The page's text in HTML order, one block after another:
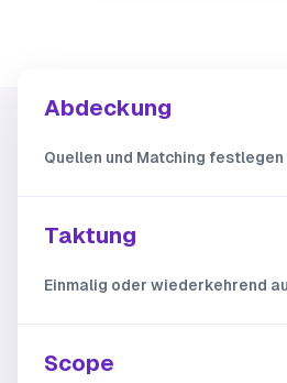
Nur prüfen, was sich
Bekannte falsch positive
Abdeckung
Quellen und Matching festlegen
Taktung
Einmalig oder wiederkehrend
Scope